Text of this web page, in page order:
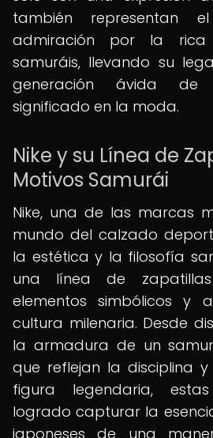
también representan
admiración por la
samuráis, llevando su
generación ávida de
significado en la moda.
Nike y su Línea de
Motivos Samurái
Nike, una de las marcas
mundo del calzado
la estética y la filosofía
una línea de
elementos simbólicos y
cultura milenaria. Desde
la armadura de un
que reflejan la disciplina
figura legendaria,
logrado capturar la
japoneses de una